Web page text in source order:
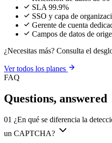
SLA 99.9%
SSO y capa de
Gerente de cuenta
Campos de datos de
¿Necesitas más? Consulta el
Ver todos los planes
FAQ
Questions, answered
01 ¿En qué se diferencia la
un CAPTCHA?